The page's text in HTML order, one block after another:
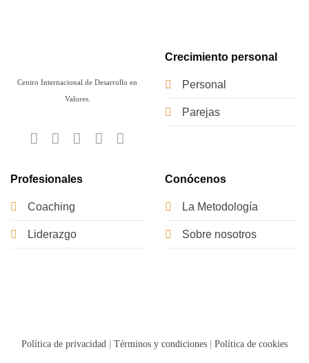
Centro Internacional de Desarrollo en
Valores.
Crecimiento personal
Personal
Parejas
Profesionales
Coaching
Liderazgo
Conócenos
La Metodología
Sobre nosotros
Política de privacidad | Términos y condiciones | Política de cookies